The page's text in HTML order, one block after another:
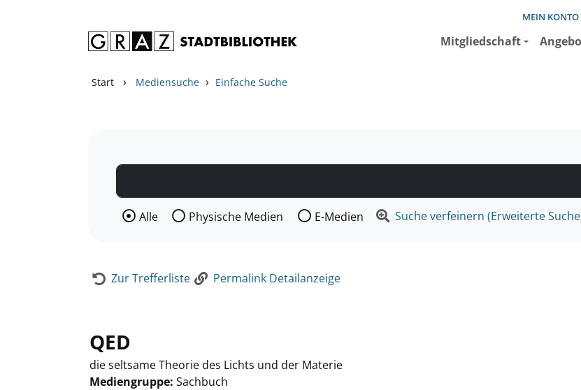
MEIN KONTO
Mitgliedschaft
Start › Mediensuche › Einfache Suche
Wählen Sie die Medienart nach der Sie suchen wollen.
Alle Physische Medien E-Medien Suche verfeinern (Erweiterte
Zur Trefferliste Permalink Detailanzeige
QED
die seltsame Theorie des Lichts und der Materie
Mediengruppe: Sachbuch